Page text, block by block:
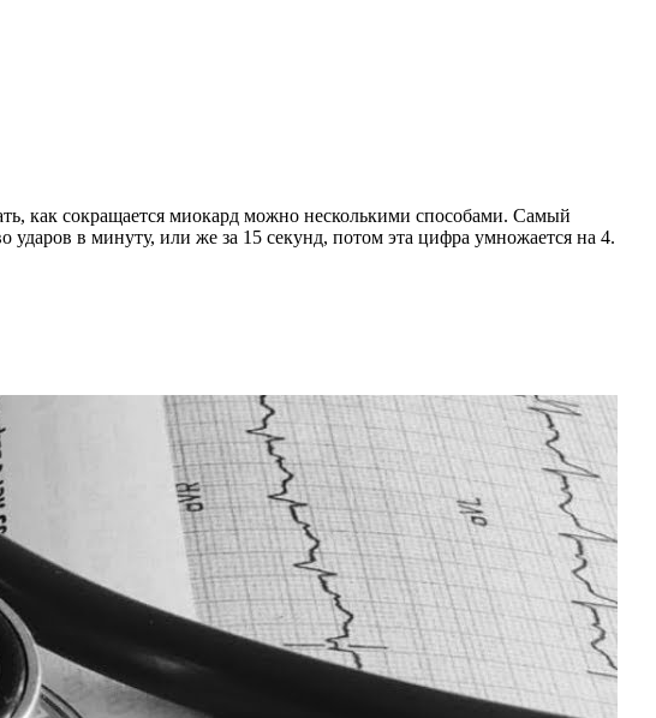
как сокращается миокард можно несколькими способами. Самый
в минуту, или же за 15 секунд, потом эта цифра умножается на 4.